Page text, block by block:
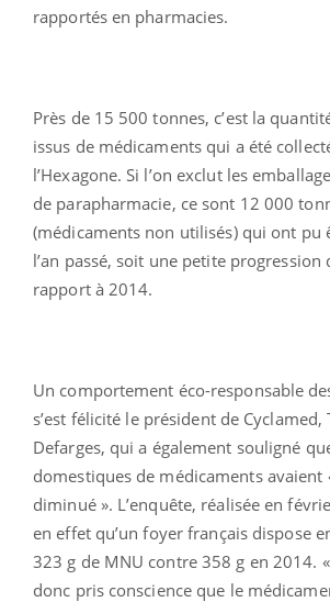
rapportés en pharmacies.
Près de 15 500 tonnes, c’est la
issus de médicaments qui a été
l’Hexagone. Si l’on exclut les
de parapharmacie, ce sont 12 000
(médicaments non utilisés) qui ont pu
l’an passé, soit une petite progression
rapport à 2014.
Un comportement éco-responsable
s’est félicité le président de
Defarges, qui a également souligné
domestiques de médicaments avaient
diminué ». L’enquête, réalisée en
en effet qu’un foyer français dispose
323 g de MNU contre 358 g en 2014.
donc pris conscience que le